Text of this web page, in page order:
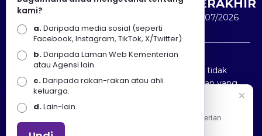
7100
TERAKHIR
30/07/2026
Penafian : Kerajaan Malaysia dan Kementerian
Pelancongan Seni dan Budaya (MOTAC) adalah tidak
bertanggungjawab atas kehilangan atau kerugian yang
disebabkan oleh penggunaan mana-mana maklumat
yang diperolehi dari portal ini.
kami?
a.Daripada media sosial (seperti
Facebook, Instagram, TikTok, X/Twitter)
b.Daripada Laman Web Kementerian
atau Agensi lain.
c.Daripada rakan-rakan atau ahli
keluarga.
d.Lain-lain.
Apa Khabar! Selamat datang ke Portal Rasmi Kementerian
Pelancongan, Seni dan Budaya